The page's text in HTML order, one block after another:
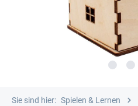
Sie sind hier: Spielen & Lernen